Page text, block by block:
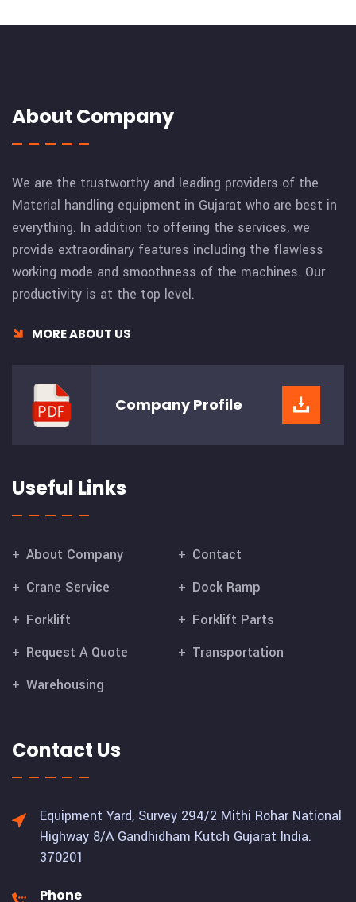
About Company
We are the trustworthy and leading providers of the
Material handling equipment in Gujarat who are best in
everything. In addition to offering the services, we
provide extraordinary features including the flawless
working mode and smoothness of the machines. Our
productivity is at the top level.
MORE ABOUT US
CompanyProfile
Useful Links
About Company
Contact
Crane Service
Dock Ramp
Forklift
Forklift Parts
Request A Quote
Transportation
Warehousing
Contact Us
Equipment Yard, Survey 294/2 Mithi Rohar National
Highway 8/A Gandhidham Kutch Gujarat India.
370201
Phone